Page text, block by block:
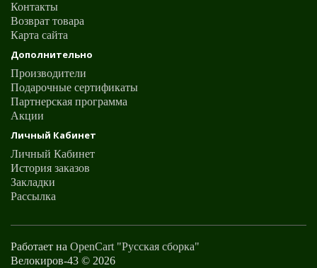
Контакты
Возврат товара
Карта сайта
Дополнительно
Производители
Подарочные сертификаты
Партнерская программа
Акции
Личный Кабинет
Личный Кабинет
История заказов
Закладки
Рассылка
Работает на OpenCart "Русская сборка"
Велокиров-43 © 2026